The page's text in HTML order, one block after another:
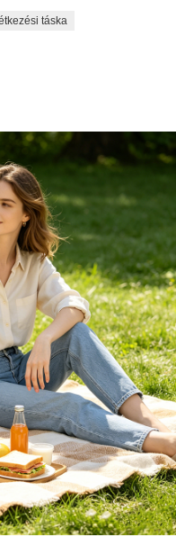
táska